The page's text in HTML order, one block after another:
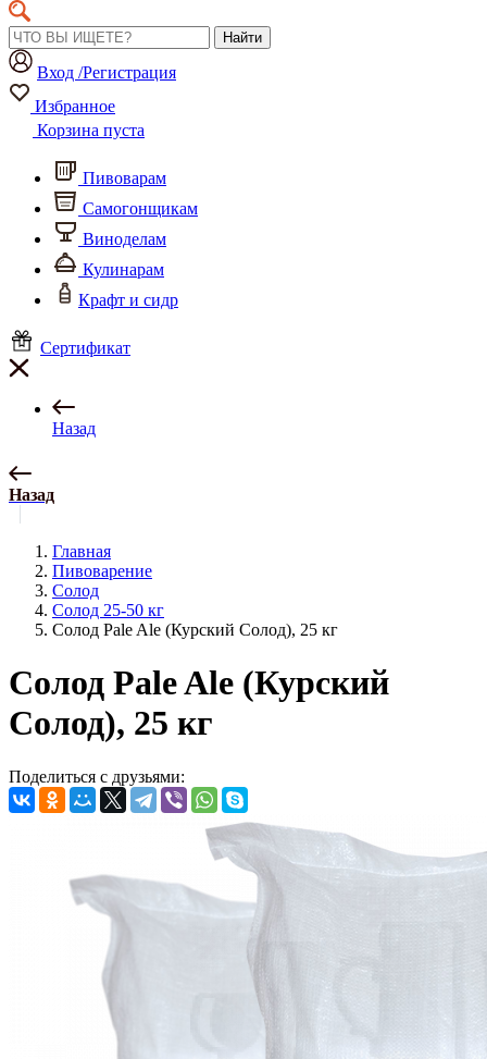
Найти
Вход /Регистрация
Избранное
Корзина пуста
Пивоварам
Самогонщикам
Виноделам
Кулинарам
Крафт и сидр
Сертификат
Назад
Назад
Главная
Пивоварение
Солод
Солод 25-50 кг
Солод Pale Ale (Курский Солод), 25 кг
Солод Pale Ale (Курский
Солод), 25 кг
Поделиться с друзьями: